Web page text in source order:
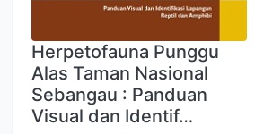
Herpetofauna Punggu
Alas Taman Nasional
Sebangau : Panduan
Visual dan Identif…